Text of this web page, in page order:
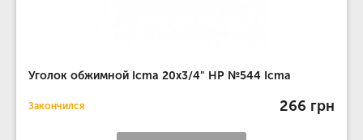
Уголок обжимной Icma 20х3/4" НР №544 Icma
Закончился 266 грн